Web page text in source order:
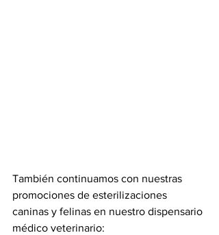
También continuamos con nuestras
promociones de esterilizaciones
caninas y felinas en nuestro dispensario
médico veterinario: